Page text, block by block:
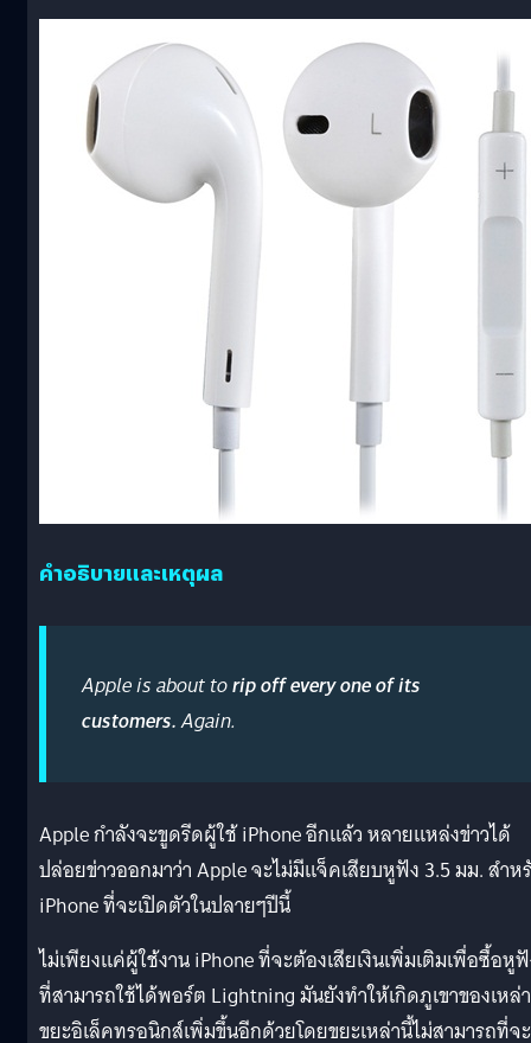
คำอธิบายและเหตุผล
Apple is about torip off every one of its
customers.Again.
Apple กำลังจะขูดรีดผู้ใช้ iPhone อีกแล้ว หลายแหล่งข่าวได้
ปล่อยข่าวออกมาว่า Apple จะไม่มีแจ็คเสียบหูฟัง 3.5 มม. สำห
iPhone ที่จะเปิดตัวในปลายๆปีนี้
ไม่เพียงแค่ผู้ใช้งาน iPhone ที่จะต้องเสียเงินเพิ่มเติมเพื่อซื้อหู
ที่สามารถใช้ได้พอร์ต Lightning มันยังทำให้เกิดภูเขาของเหล่า
ขยะอิเล็คทรอนิกส์เพิ่มขึ้นอีกด้วยโดยขยะเหล่านี้ไม่สามารถที่จะ